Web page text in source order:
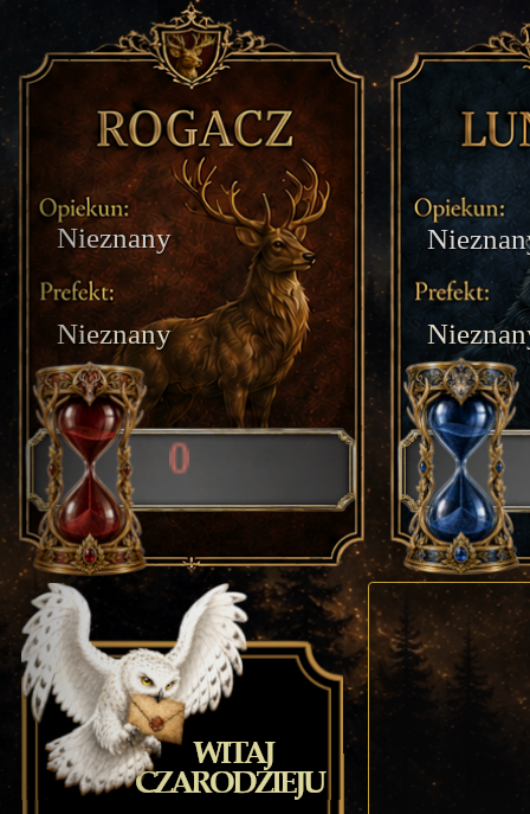
0
Nieznany
Nieznany